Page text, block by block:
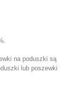
na poduszki są
lub poszewki